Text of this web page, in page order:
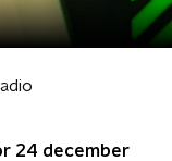
24 december